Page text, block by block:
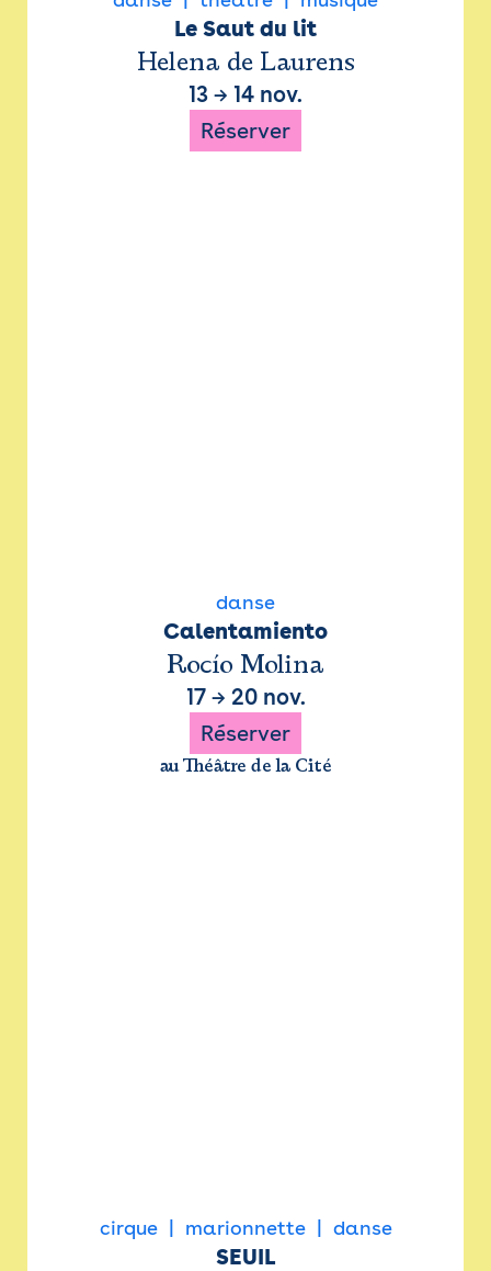
Le Saut du lit
Helena de Laurens
13 → 14 nov.
Réserver
danse
Calentamiento
Rocío Molina
17→ 20 nov.
Réserver
au Théâtre de la Cité
cirque marionnette danse
SEUIL